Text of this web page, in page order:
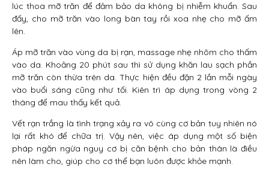
lúc thoa mỡ trăn để đảm bảo da không bị nhiễm khuẩn. Sau
đấy, cho mỡ trăn vào long bàn tay rồi xoa nhẹ cho mỡ ấm
lên.
Áp mỡ trăn vào vùng da bị rạn, massage nhẹ nhõm cho thấm
vào da. Khoảng 20 phút sau thì sử dụng khăn lau sạch phần
mỡ trăn còn thừa trên da. Thực hiện đều đặn 2 lần mỗi ngày
vào buổi sáng cũng như tối. Kiên trì áp dụng trong vòng 2
tháng để mau thấy kết quả.
Vết rạn trắng là tình trạng xảy ra vô cùng cơ bản tuy nhiên nó
lại rất khó để chữa trị. Vậy nên, việc áp dụng một số biện
pháp ngăn ngừa nguy cơ bị căn bệnh cho bản thân là điều
nên làm cho, giúp cho cơ thể bạn luôn được khỏe mạnh.